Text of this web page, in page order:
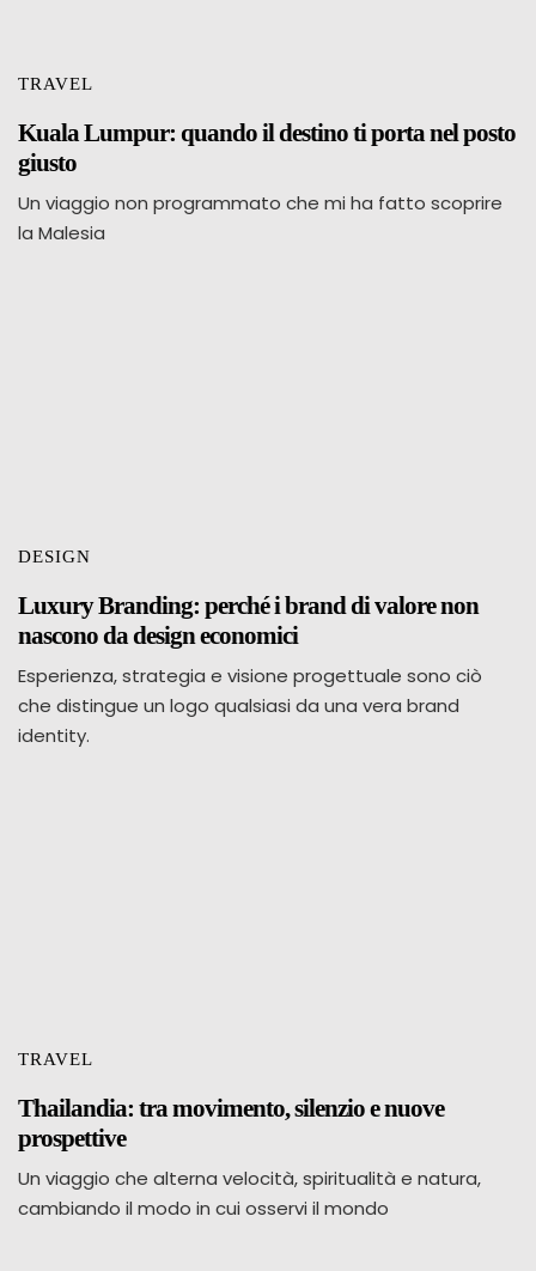
TRAVEL
Kuala Lumpur: quando il destino ti porta nel posto
giusto
Un viaggio non programmato che mi ha fatto scoprire
la Malesia
DESIGN
Luxury Branding: perché i brand di valore non
nascono da design economici
Esperienza, strategia e visione progettuale sono ciò
che distingue un logo qualsiasi da una vera brand
identity.
TRAVEL
Thailandia: tra movimento, silenzio e nuove
prospettive
Un viaggio che alterna velocità, spiritualità e natura,
cambiando il modo in cui osservi il mondo